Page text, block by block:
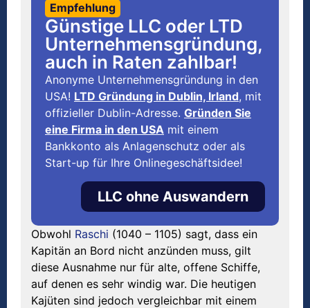
Empfehlung
Günstige LLC oder LTD
Unternehmensgründung,
auch in Raten zahlbar!
Anonyme Unternehmensgründung in den
USA! LTD Gründung in Dublin, Irland, mit
offizieller Dublin-Adresse. Gründen Sie
eine Firma in den USA mit einem
Bankkonto als Anlagenschutz oder als
Start-up für Ihre Onlinegeschäftsidee!
LLC ohne Auswandern
Obwohl Raschi (1040 – 1105) sagt, dass ein
Kapitän an Bord nicht anzünden muss, gilt
diese Ausnahme nur für alte, offene Schiffe,
auf denen es sehr windig war. Die heutigen
Kajüten sind jedoch vergleichbar mit einem